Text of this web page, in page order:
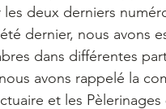
deux derniers
dernier, nous avons
dans différentes
avons rappelé la
et les